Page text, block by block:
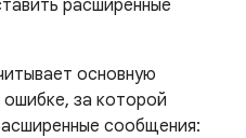
расширенные
основную
за которой
сообщения: